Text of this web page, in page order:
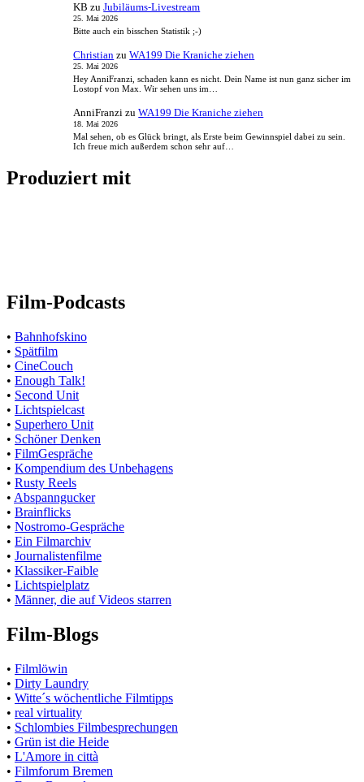
KB zuJubiläums-Livestream
25. Mai 2026
Bitte auch ein bisschen Statistik ;-)
Christian zuWA199 Die Kraniche ziehen
25. Mai 2026
Hey AnniFranzi, schaden kann es nicht. Dein Name ist nun ganz sicher im
Lostopf von Max. Wir sehen uns im…
AnniFranzi zuWA199 Die Kraniche ziehen
18. Mai 2026
Mal sehen, ob es Glück bringt, als Erste beim Gewinnspiel dabei zu sein.
Ich freue mich außerdem schon sehr auf…
Produziert mit
Film-Podcasts
• Bahnhofskino
• Spätfilm
• CineCouch
• Enough Talk!
• Second Unit
• Lichtspielcast
• Superhero Unit
• Schöner Denken
• FilmGespräche
• Kompendium des Unbehagens
• Rusty Reels
• Abspanngucker
• Brainflicks
• Nostromo-Gespräche
• Ein Filmarchiv
• Journalistenfilme
• Klassiker-Faible
• Lichtspielplatz
• Männer, die auf Videos starren
Film-Blogs
• Filmlöwin
• Dirty Laundry
• Witte´s wöchentliche Filmtipps
• real virtuality
• Schlombies Filmbesprechungen
• Grün ist die Heide
• L'Amore in città
• Filmforum Bremen